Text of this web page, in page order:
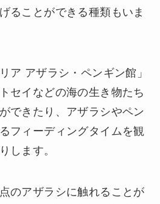
ることができる種類もいま
ア アザラシ・ペンギン館」
セイなどの海の生き物たち
できたり、アザラシやペン
フィーディングタイムを観
します。
のアザラシに触れることが